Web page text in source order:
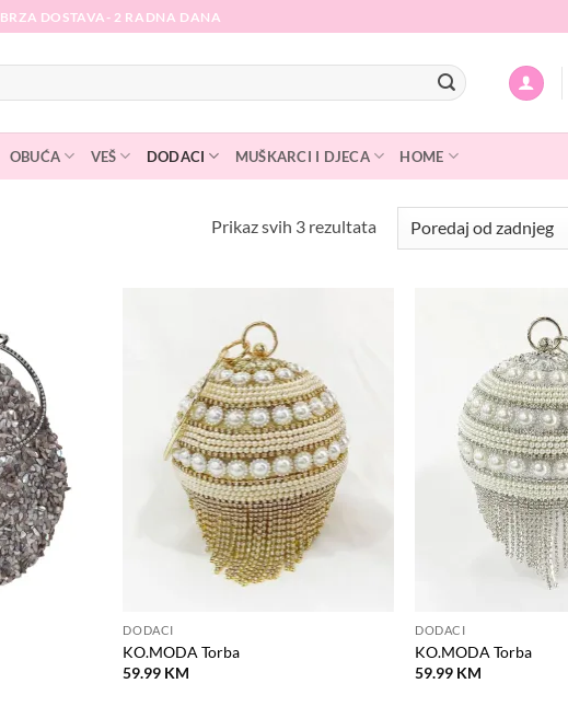
BRZA DOSTAVA- 2 RADNA DANA
OBUĆA VEŠ DODACI MUŠKARCI I DJECA HOME
Prikaz svih 3 rezultataSorted
DODACI
KO.MODA Torba
59.99 KM
DODACI
KO.MODA Torba
59.99 KM